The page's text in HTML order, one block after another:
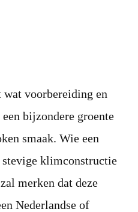
wat voorbereiding en
bijzondere groente
smaak. Wie een
stevige klimconstructie
merken dat deze
Nederlandse of